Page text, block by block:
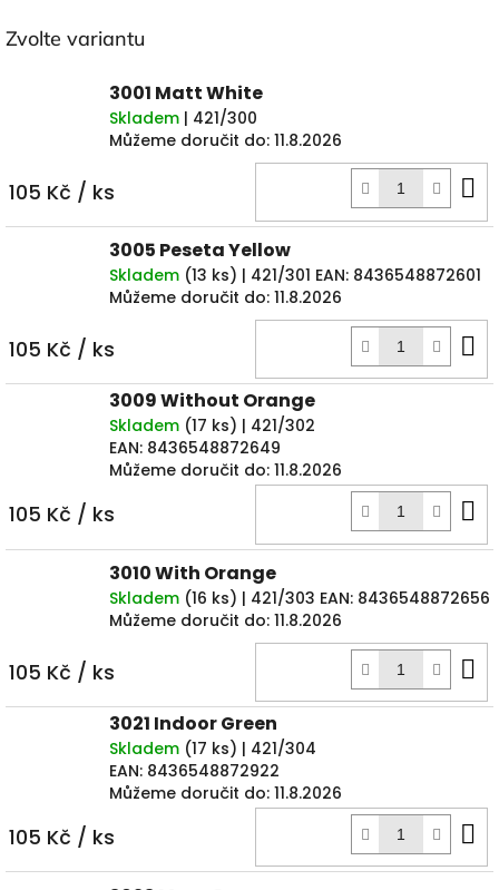
Zvolte variantu
3001 Matt White
Skladem | 421/300
Můžeme doručit do: 11.8.2026
105 Kč / ks
3005 Peseta Yellow
Skladem (13 ks) | 421/301 EAN: 8436548872601
Můžeme doručit do: 11.8.2026
105 Kč / ks
3009 Without Orange
Skladem (17 ks) | 421/302
EAN: 8436548872649
Můžeme doručit do: 11.8.2026
105 Kč / ks
3010 With Orange
Skladem (16 ks) | 421/303 EAN: 8436548872656
Můžeme doručit do: 11.8.2026
105 Kč / ks
3021 Indoor Green
Skladem (17 ks) | 421/304
EAN: 8436548872922
Můžeme doručit do: 11.8.2026
105 Kč / ks